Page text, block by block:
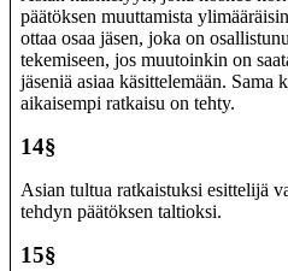
päätöksen muuttamista
ottaa osaa jäsen, joka on
tekemiseen, jos muutoinkin on
jäseniä asiaa käsittelemään. Sama
aikaisempi ratkaisu on tehty.
14§
Asian tultua ratkaistuksi esittelijä
tehdyn päätöksen taltioksi.
15§